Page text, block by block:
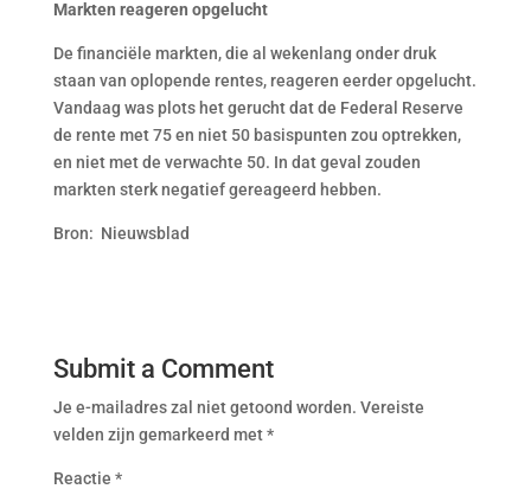
Markten reageren opgelucht
De financiële markten, die al wekenlang onder druk
staan van oplopende rentes, reageren eerder opgelucht.
Vandaag was plots het gerucht dat de Federal Reserve
de rente met 75 en niet 50 basispunten zou optrekken,
en niet met de verwachte 50. In dat geval zouden
markten sterk negatief gereageerd hebben.
Bron: Nieuwsblad
Submit a Comment
Je e-mailadres zal niet getoond worden. Vereiste
velden zijn gemarkeerd met*
Reactie *